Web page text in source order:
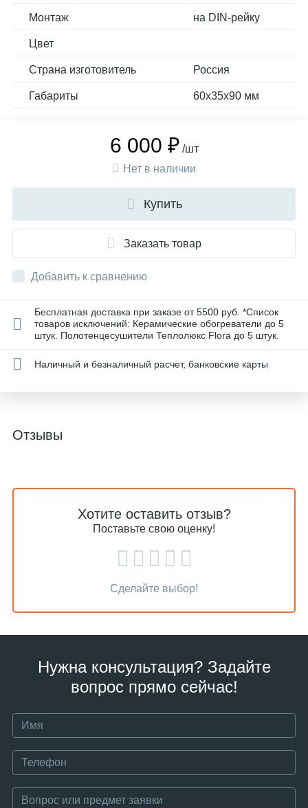
Монтаж на DIN-рейку
Цвет
Страна изготовитель Россия
Габариты 60х35х90 мм
6 000 ₽ /шт
Нет в наличии
Купить
Заказать товар
Добавить к сравнению
Бесплатная доставка при заказе от 5500 руб. *Список
товаров исключений: Керамические обогреватели до 5
штук. Полотенцесушители Теплолюкс Flora до 5 штук.
Наличный и безналичный расчет, банковские карты
Отзывы
Хотите оставить отзыв?
Поставьте свою оценку!
Сделайте выбор!
Нужна консультация? Задайте
вопрос прямо сейчас!